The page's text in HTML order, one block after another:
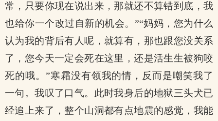
常，只要你现在说出来，那就还不算错到底，我
也给你一个改过自新的机会。”“妈妈，您为什么
认为我的背后有人呢，就算有，那也跟您没关系
了，您今天一定会死在这里，还是活生生被狗咬
死的哦。”寒霜没有领我的情，反而是嘲笑我了
一句。我叹了口气。此时我身后的地狱三头犬已
经追上来了，整个山洞都有点地震的感觉，我能